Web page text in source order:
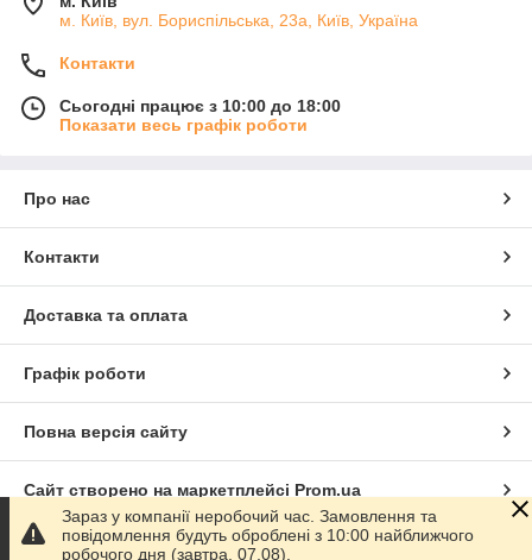
м. Київ, вул. Бориспільська, 23а, Київ, Україна
Контакти
Сьогодні працює з 10:00 до 18:00
Показати весь графік роботи
Про нас
Контакти
Доставка та оплата
Графік роботи
Повна версія сайту
Сайт створено на маркетплейсі Prom.ua
Політика конфіденційності
Зараз у компанії неробочий час. Замовлення та
повідомлення будуть оброблені з 10:00 найближчого
робочого дня (завтра, 07.08).